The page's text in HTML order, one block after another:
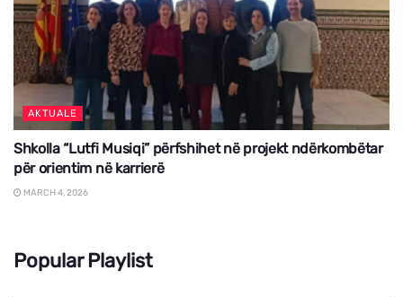
AKTUALE
Shkolla “Lutfi Musiqi” përfshihet në projekt ndërkombëtar
për orientim në karrierë
MARCH 4, 2026
Popular Playlist